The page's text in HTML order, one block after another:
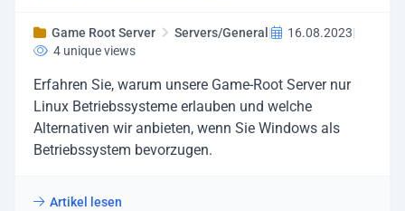
Game Root Server Servers/General | 16.08.2023|
4 unique views
Erfahren Sie, warum unsere Game-Root Server nur
Linux Betriebssysteme erlauben und welche
Alternativen wir anbieten, wenn Sie Windows als
Betriebssystem bevorzugen.
Artikel lesen